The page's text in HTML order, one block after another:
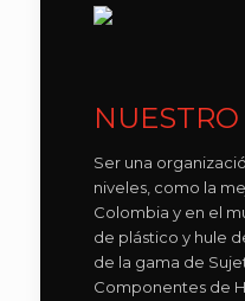
Ser una
niveles, como la
Colombia y en el
de plástico y hule
de la gama de
Componentes de